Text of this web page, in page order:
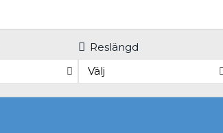
Reslängd
Välj